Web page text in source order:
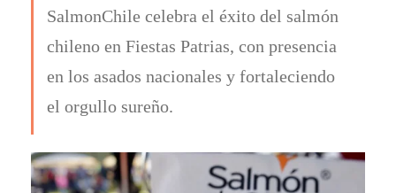
SalmonChile celebra el éxito del salmón
chileno en Fiestas Patrias, con presencia
en los asados nacionales y fortaleciendo
el orgullo sureño.